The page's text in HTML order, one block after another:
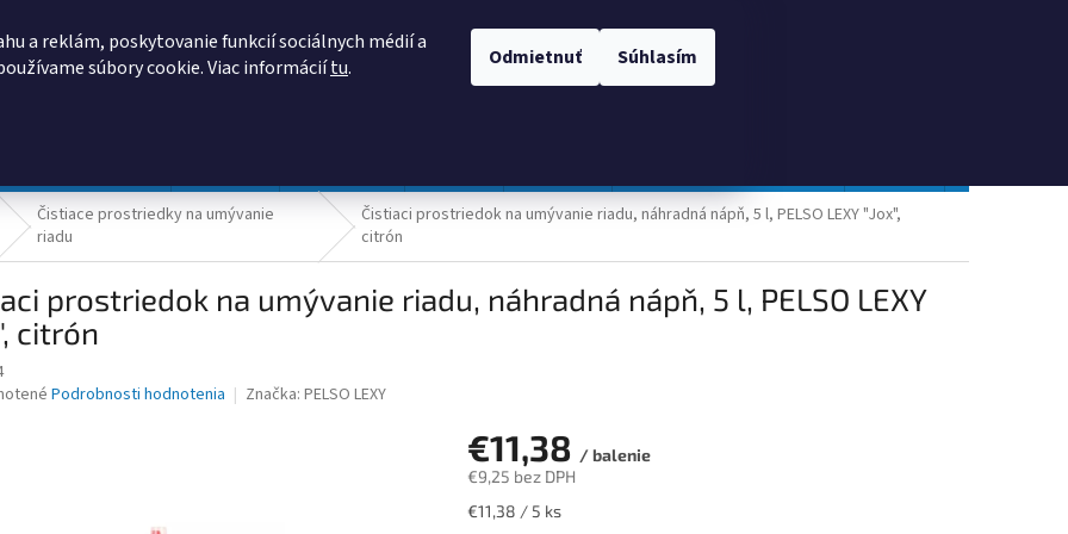
a reklám, poskytovanie funkcií sociálnych médií a
súbory cookie. Viac informáciítu. Odmietnuť Súhlasím
Čistiace prostriedky na umývanie
riadu
Čistiaci prostriedok na umývanie riadu, náhradná nápň, 5 l, PELSO LEXY "Jox",
citrón
prostriedok na umývanie riadu, náhradná nápň, 5 l, PELSO LEXY
citrón
Podrobnosti hodnotenia Značka: PELSO LEXY
€11,38 / balenie
€9,25 bez DPH
Jednotková
€11,38 / 5 ks